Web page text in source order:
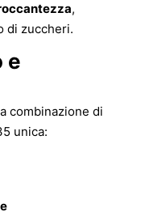
,
di zuccheri.
e
combinazione di
unica: